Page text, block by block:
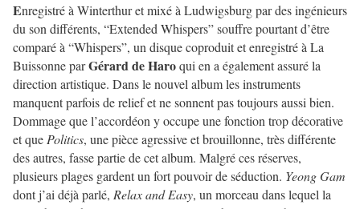
Enregistré à Winterthur et mixé à Ludwigsburg par des ingénieurs
du son différents, “Extended Whispers” souffre pourtant d’être
comparé à “Whispers”, un disque coproduit et enregistré à La
Buissonne parGérard de Haroqui en a également assuré la
direction artistique. Dans le nouvel album les instruments
manquent parfois de relief et ne sonnent pas toujours aussi bien.
Dommage que l’accordéon y occupe une fonction trop décorative
et que Politics, une pièce agressive et brouillonne, très différente
des autres, fasse partie de cet album. Malgré ces réserves,
plusieurs plages gardent un fort pouvoir de séduction. Yeong Gam
dont j’ai déjà parlé, Relax and Easy, un morceau dans lequel la